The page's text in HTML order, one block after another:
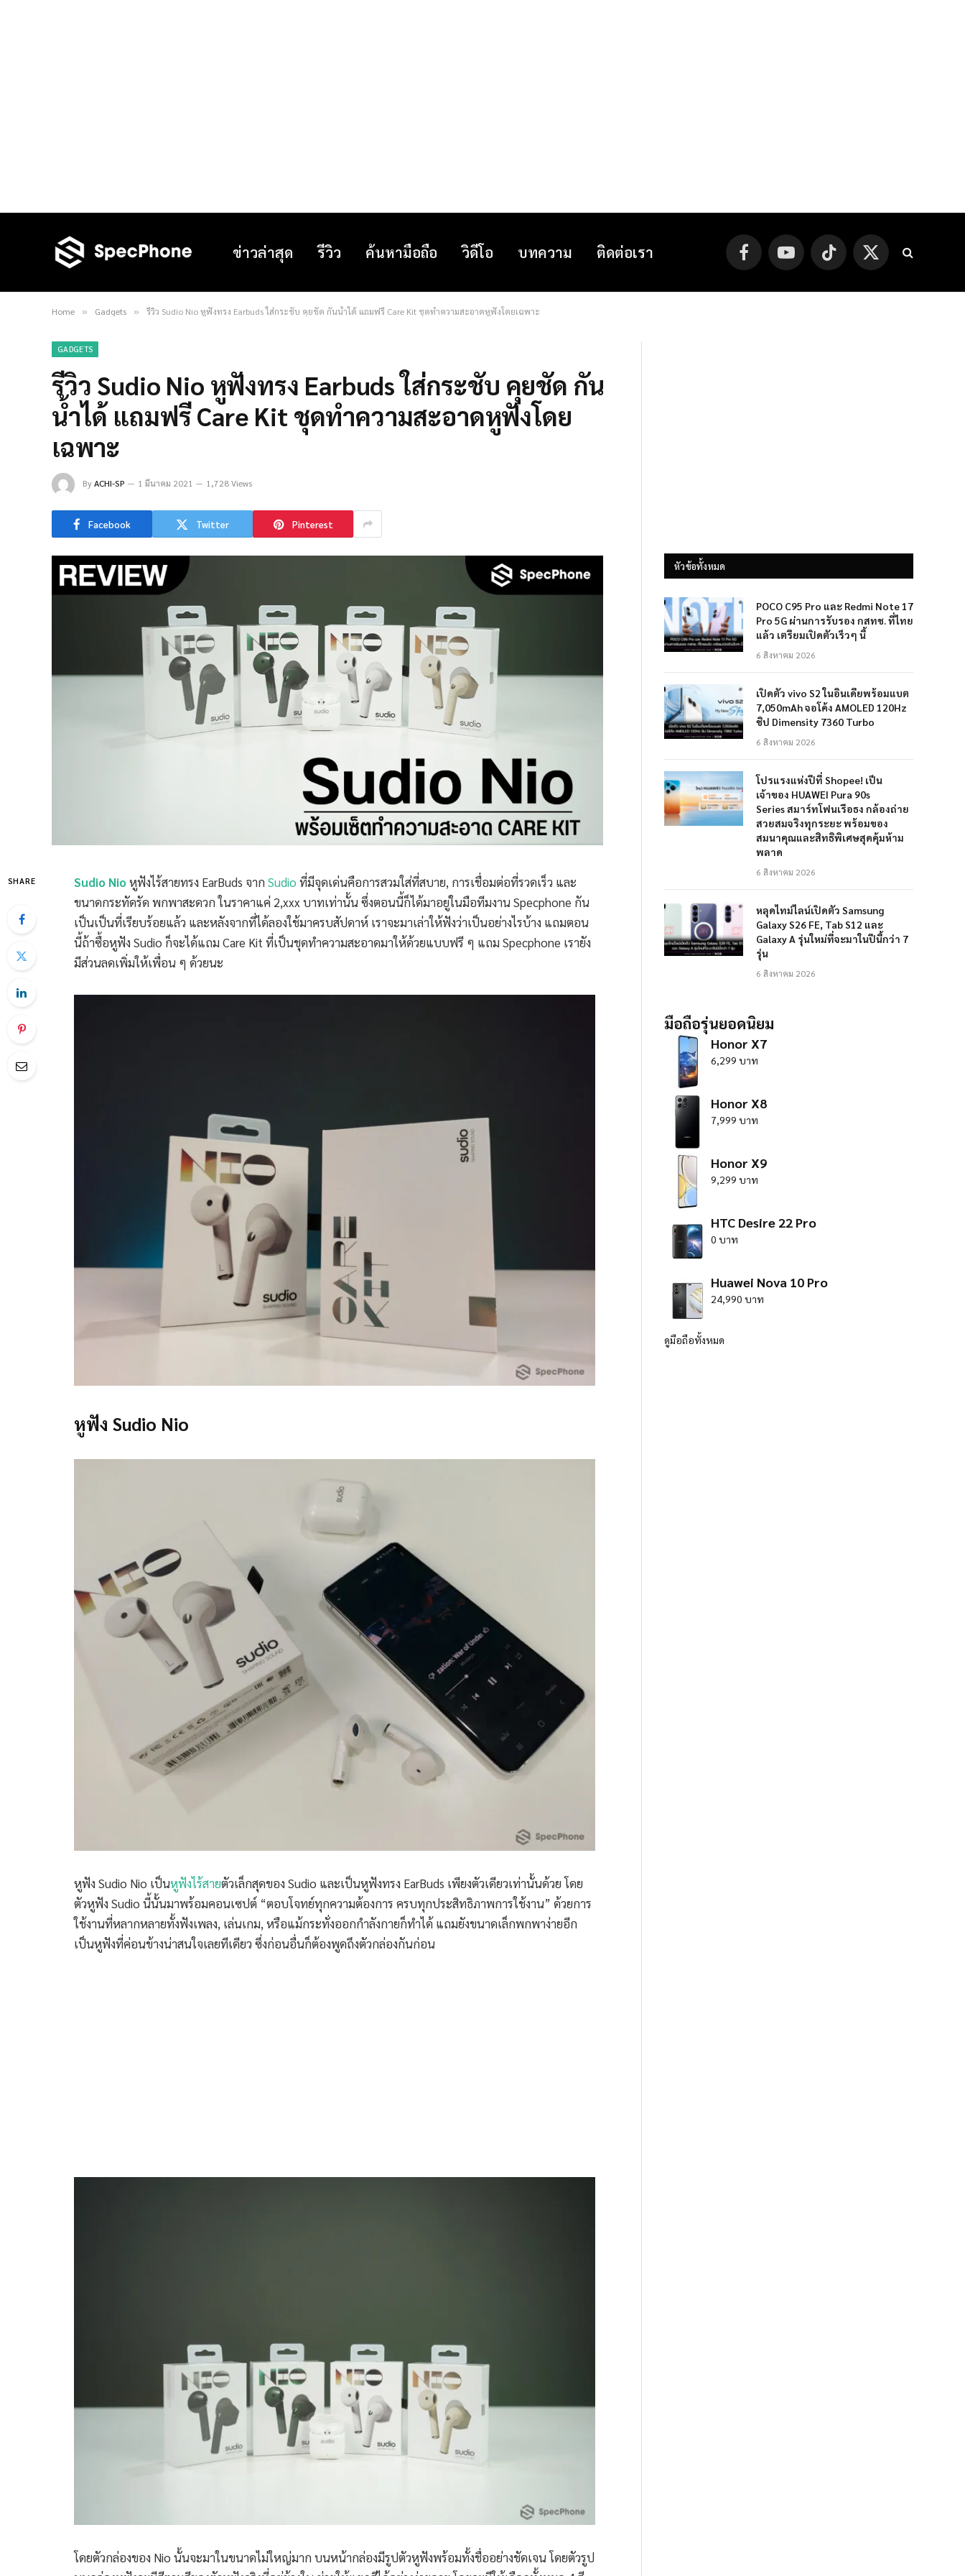
ข่าวล่าสุด รีวิว ค้นหามือถือ วิดีโอ บทความ ติดต่อเรา FacebookYouTube TikTok
X
(Twitter)
Home » Gadgets » รีวิว Sudio Nio หูฟังทรง Earbuds ใส่กระชับ คุยชัด กันน้ำได้ แถมฟรี Care Kit ชุดทำความสะอาดหูฟังโดยเฉพาะ
GADGETS
รีวิว Sudio Nio หูฟังทรง Earbuds ใส่กระชับ คุยชัด กัน
น้ำได้ แถมฟรี Care Kit ชุดทำความสะอาดหูฟังโดย
เฉพาะ
ByACHI-SP 1 มีนาคม 2021 1,728 Views
Facebook Twitter Pinterest
SHARE Sudio Nio หูฟังไร้สายทรง EarBuds จาก Sudio ที่มีจุดเด่นคือการสวมใส่ที่สบาย, การเชื่อมต่อที่รวดเร็ว และ
ขนาดกระทัดรัด พกพาสะดวก ในราคาแค่ 2,xxx บาทเท่านั้น ซึ่งตอนนี้ก็ได้มาอยู่ในมือทีมงาน Specphone กัน
เป็นเป็นที่เรียบร้อยแล้ว และหลังจากที่ได้ลองใช้มาครบสัปดาห์ เราจะมาเล่าให้ฟังว่าเป็นอย่างไรบ้าง แถมตอน
นี้ถ้าซื้อหูฟัง Sudio ก็จะได้แถม Care Kit ที่เป็นชุดทำความสะอาดมาให้ด้วยแบบฟรี ๆ แถม Specphone เรายัง
มีส่วนลดเพิ่มให้เพื่อน ๆ ด้วยนะ
หูฟัง Sudio Nio
หูฟัง Sudio Nio เป็นหูฟังไร้สายตัวเล็กสุดของ Sudio และเป็นหูฟังทรง EarBuds เพียงตัวเดียวเท่านั้นด้วย โดย
ตัวหูฟัง Sudio นี้นั้นมาพร้อมคอนเซปต์ “ตอบโจทย์ทุกความต้องการ ครบทุกประสิทธิภาพการใช้งาน” ด้วยการ
ใช้งานที่หลากหลายทั้งฟังเพลง, เล่นเกม, หรือแม้กระทั่งออกกำลังกายก็ทำได้ แถมยังขนาดเล็กพกพาง่ายอีก
เป็นหูฟังที่ค่อนข้างน่าสนใจเลยทีเดียว ซึ่งก่อนอื่นก็ต้องพูดถึงตัวกล่องกันก่อน
โดยตัวกล่องของ Nio นั้นจะมาในขนาดไม่ใหญ่มาก บนหน้ากล่องมีรูปตัวหูฟังพร้อมทั้งชื่ออย่างชัดเจน โดยตัวรูป
หัวข้อทั้งหมด
POCO C95 Pro และ Redmi Note 17
Pro 5G ผ่านการรับรอง กสทช. ที่ไทย
แล้ว เตรียมเปิดตัวเร็วๆ นี้
6 สิงหาคม 2026
เปิดตัว vivo S2 ในอินเดียพร้อมแบต
7,050mAh จอโค้ง AMOLED 120Hz
ชิป Dimensity 7360 Turbo
6 สิงหาคม 2026
โปรแรงแห่งปีที่ Shopee! เป็น
เจ้าของ HUAWEI Pura 90s
Series สมาร์ทโฟนเรือธง กล้องถ่าย
สวยสมจริงทุกระยะ พร้อมของ
สมนาคุณและสิทธิพิเศษสุดคุ้มห้าม
พลาด
6 สิงหาคม 2026
หลุดไทม์ไลน์เปิดตัว Samsung
Galaxy S26 FE, Tab S12 และ
Galaxy A รุ่นใหม่ที่จะมาในปีนี้กว่า 7
รุ่น
6 สิงหาคม 2026
มือถือรุ่นยอดนิยม
Honor X7
6,299 บาท
Honor X8
7,999 บาท
Honor X9
9,299 บาท
HTC Desire 22 Pro
0 บาท
Huawei Nova 10 Pro
24,990 บาท
ดูมือถือทั้งหมด